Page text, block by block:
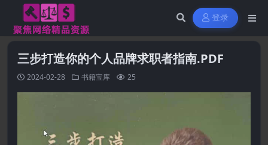
登录
三步打造你的个人品牌求职者指南.PDF
2024-02-28 书籍宝库 25